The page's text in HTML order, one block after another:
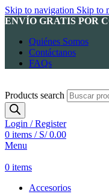
Skip to navigation Skip to
ENVÍO GRATIS POR
Quiénes Somos
Contáctanos
FAQs
Products search
Login / Register
0 items / S/0.00
Menu
0 items
Accesorios